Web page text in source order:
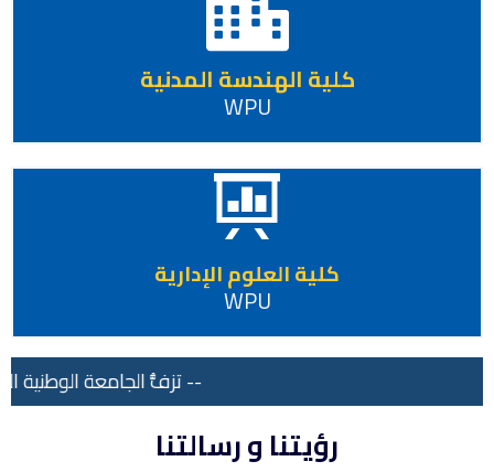
كلية الهندسة المدنية
WPU
كلية العلوم الإدارية
WPU
-- تزفُّ الجامعة الوطنية
رؤيتنا و رسالتنا